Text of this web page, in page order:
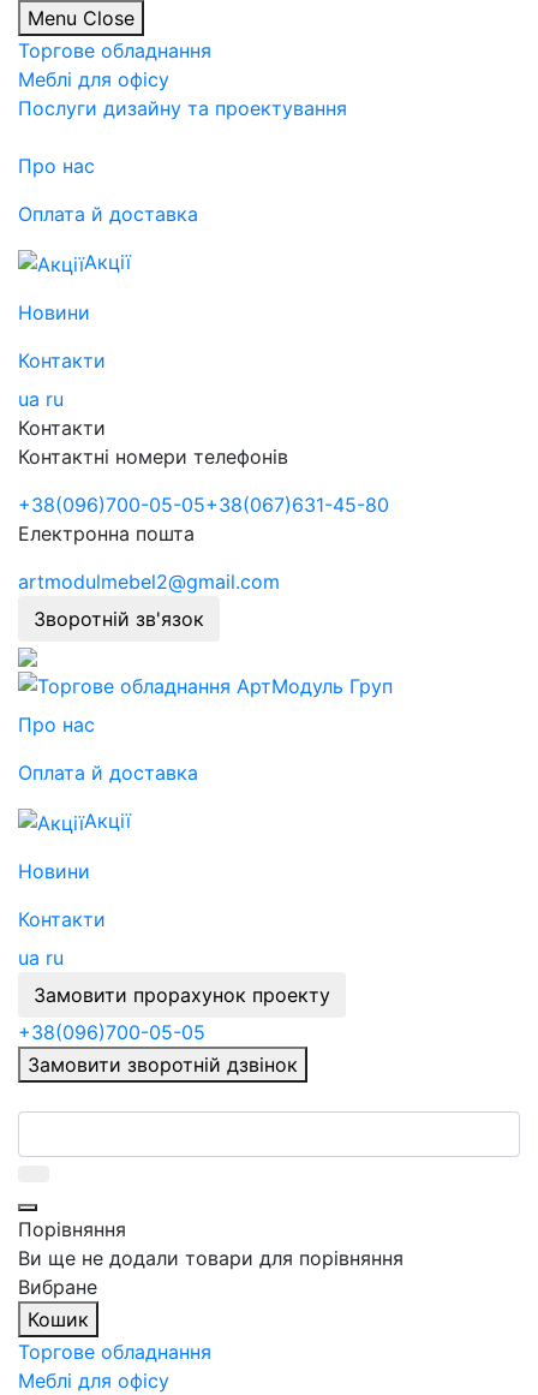
Menu Close
Торгове обладнання
Меблі для офісу
Послуги дизайну та проектування
Про нас
Оплата й доставка
Акції
Новини
Контакти
ua ru
Контакти
Контактні номери телефонів
+38(096)700-05-05+38(067)631-45-80
Електронна пошта
artmodulmebel2@gmail.com
Зворотній зв'язок
Про нас
Оплата й доставка
Акції
Новини
Контакти
ua ru
Замовити прорахунок проекту
+38(096)700-05-05
Замовити зворотній дзвінок
Порівняння
Ви ще не додали товари для порівняння
Вибране
Кошик
Торгове обладнання
Меблі для офісу